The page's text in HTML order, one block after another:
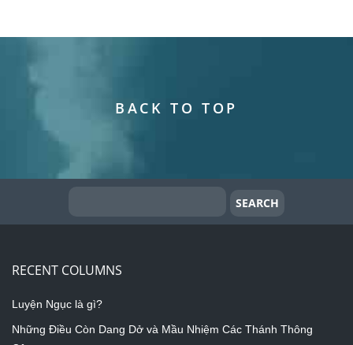
BACK TO TOP
RECENT COLUMNS
Luyện Ngục là gì?
Những Điều Còn Dang Dở và Mầu Nhiệm Các Thánh Thông